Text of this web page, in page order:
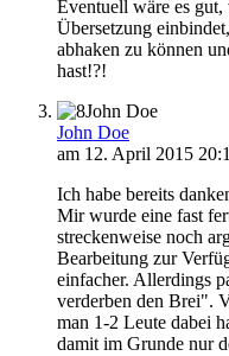
Eventuell wäre es
Übersetzung
abhaken zu können
hast!?!
John Doe
John Doe
am 12. April 2015
Ich habe bereits
Mir wurde eine fast
streckenweise noch
Bearbeitung zur
einfacher. Allerdings
verderben den Brei".
man 1-2 Leute dabei
damit im Grunde nur